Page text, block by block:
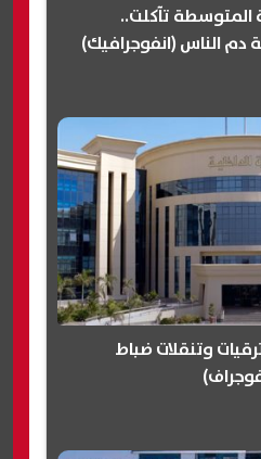
تآكلت..
دم الناس (انفوجرافيك)
وتنقلات ضباط